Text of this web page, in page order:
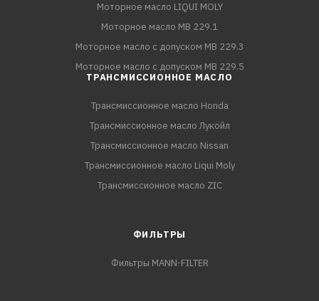
Моторное масло LIQUI MOLY
Моторное масло MB 229.1
Моторное масло с допуском MB 229.3
Моторное масло с допуском MB 229.5
ТРАНСМИССИОННОЕ МАСЛО
Трансмиссионное масло Honda
Трансмиссионное масло Лукойл
Трансмиссионное масло Nissan
Трансмиссионное масло Liqui Moly
Трансмиссионное масло ZIC
ФИЛЬТРЫ
Фильтры MANN-FILTER